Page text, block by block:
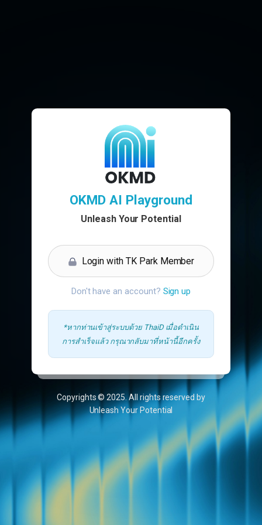
OKMD AI Playground
Unleash Your Potential
Login with TK Park Member
Don't have an account? Sign up
*หากท่านเข้าสู่ระบบด้วย ThaiD เมื่อดำเนิน
การสำเร็จแล้ว กรุณากลับมาที่หน้านี้อีกครั้ง
Copyrights © 2025. All rights reserved by
Unleash Your Potential